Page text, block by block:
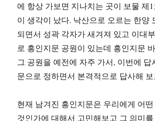
에 항상 가보면 지나치는 곳이 보물 제
이 생각이 났다. 낙산으로 오르는 한양
되면서 성곽 각자가 새겨져 있고 이대
로 흥인지문 공원이 있는데 흥인지문
그 공원을 예전에 자주 가서, 이번에 답
문으로 정하면서 본격적으로 답사해
현재 남겨진 흥인지문은 우리에게 어
것인가에 대해서 고민해보고 그 의미